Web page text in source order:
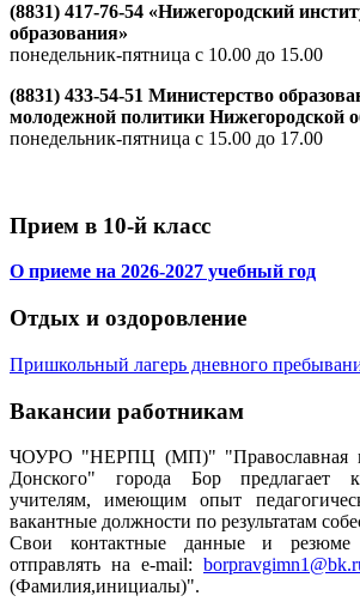
(8831) 417-76-54 «Нижегородский
образования»
понедельник-пятница с 10.00 до 15.00
(8831) 433-54-51 Министерство
молодежной политики Нижегородской
понедельник-пятница с 15.00 до 17.00
Прием в 10-й класс
О приеме на 2026-2027 учебный год
Отдых и оздоровление
Пришкольный лагерь дневного
Вакансии работникам
ЧОУРО "НЕРПЦ (МП)" "Православная
Донского" города Бор предлагает
учителям, имеющим опыт
вакантные должности по результатам
Свои контактные данные и резюме
отправлять на e-mail:
(Фамилия,инициалы)".